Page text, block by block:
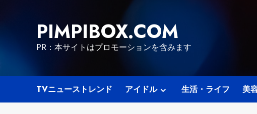
PIMPIBOX.COM
PR：本サイトはプロモーションを含みます
TVニューストレンド アイドル 生活・ライフ 美